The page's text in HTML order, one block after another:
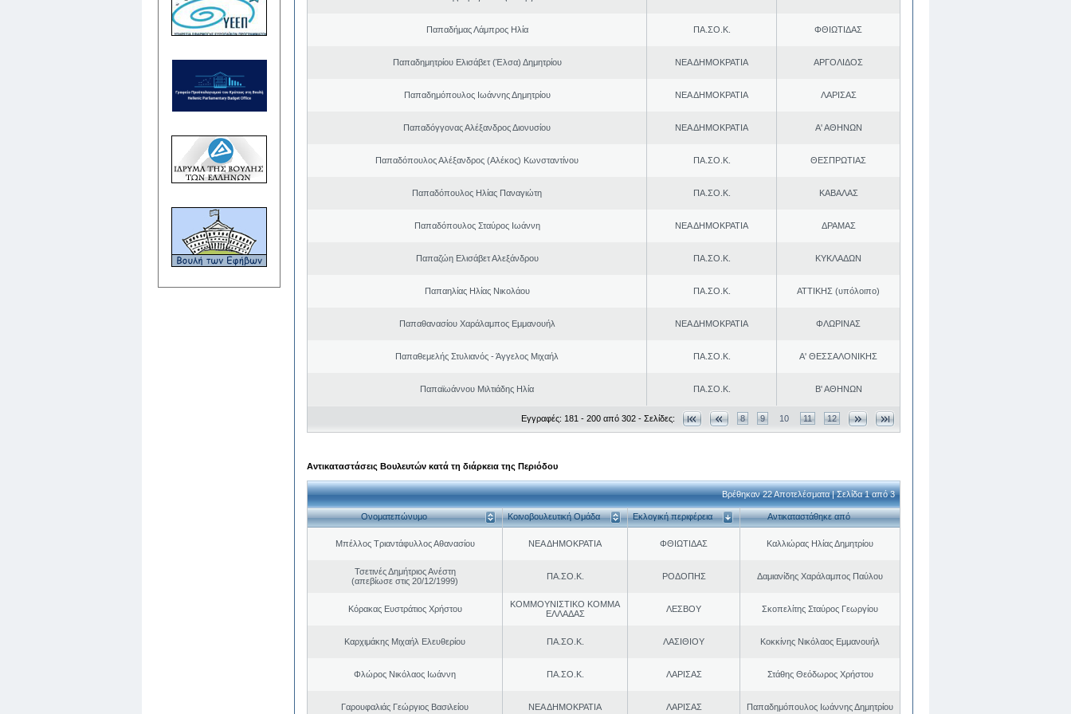
Παπαδήμας Λάμπρος Ηλία ΠΑ.ΣΟ.Κ. ΦΘΙΩΤΙΔΑΣ
Παπαδημητρίου Ελισάβετ (Έλσα) Δημητρίου ΝΕΑ ΔΗΜΟΚΡΑΤΙΑ ΑΡΓΟΛΙΔΟΣ
Παπαδημόπουλος Ιωάννης Δημητρίου ΝΕΑ ΔΗΜΟΚΡΑΤΙΑ ΛΑΡΙΣΑΣ
Παπαδόγγονας Αλέξανδρος Διονυσίου ΝΕΑ ΔΗΜΟΚΡΑΤΙΑ Α' ΑΘΗΝΩΝ
Παπαδόπουλος Αλέξανδρος (Αλέκος) Κωνσταντίνου ΠΑ.ΣΟ.Κ. ΘΕΣΠΡΩΤΙΑΣ
Παπαδόπουλος Ηλίας Παναγιώτη ΠΑ.ΣΟ.Κ. ΚΑΒΑΛΑΣ
Παπαδόπουλος Σταύρος Ιωάννη ΝΕΑ ΔΗΜΟΚΡΑΤΙΑ ΔΡΑΜΑΣ
Παπαζώη Ελισάβετ Αλεξάνδρου ΠΑ.ΣΟ.Κ. ΚΥΚΛΑΔΩΝ
Παπαηλίας Ηλίας Νικολάου ΠΑ.ΣΟ.Κ. ΑΤΤΙΚΗΣ (υπόλοιπο)
Παπαθανασίου Χαράλαμπος Εμμανουήλ ΝΕΑ ΔΗΜΟΚΡΑΤΙΑ ΦΛΩΡΙΝΑΣ
Παπαθεμελής Στυλιανός - Άγγελος Μιχαήλ ΠΑ.ΣΟ.Κ. Α' ΘΕΣΣΑΛΟΝΙΚΗΣ
Παπαϊωάννου Μιλτιάδης Ηλία ΠΑ.ΣΟ.Κ. Β' ΑΘΗΝΩΝ
Εγγραφές: 181 - 200 από 302 - Σελίδες: 8 9 10 11 12
Αντικαταστάσεις Βουλευτών κατά τη διάρκεια της Περιόδου
Βρέθηκαν 22 Αποτελέσματα | Σελίδα 1 από 3
Ονοματεπώνυμο Κοινοβουλευτική Ομάδα Εκλογική περιφέρεια Αντικαταστάθηκε από
Μπέλλος Τριαντάφυλλος Αθανασίου ΝΕΑ ΔΗΜΟΚΡΑΤΙΑ ΦΘΙΩΤΙΔΑΣ Καλλιώρας Ηλίας Δημητρίου
Τσετινές Δημήτριος Ανέστη
(απεβίωσε στις 20/12/1999)
ΠΑ.ΣΟ.Κ. ΡΟΔΟΠΗΣ Δαμιανίδης Χαράλαμπος Παύλου
Κόρακας Ευστράτιος Χρήστου
ΚΟΜΜΟΥΝΙΣΤΙΚΟ ΚΟΜΜΑ
ΕΛΛΑΔΑΣ
ΛΕΣΒΟΥ Σκοπελίτης Σταύρος Γεωργίου
Καρχιμάκης Μιχαήλ Ελευθερίου ΠΑ.ΣΟ.Κ. ΛΑΣΙΘΙΟΥ Κοκκίνης Νικόλαος Εμμανουήλ
Φλώρος Νικόλαος Ιωάννη ΠΑ.ΣΟ.Κ. ΛΑΡΙΣΑΣ Στάθης Θεόδωρος Χρήστου
Γαρουφαλιάς Γεώργιος Βασιλείου ΝΕΑ ΔΗΜΟΚΡΑΤΙΑ ΛΑΡΙΣΑΣ Παπαδημόπουλος Ιωάννης Δημητρίου